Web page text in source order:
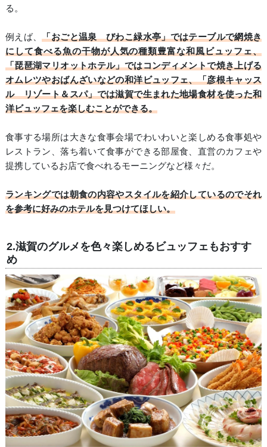
る。
例えば、「おごと温泉 びわこ緑水亭」ではテーブルで網焼き
にして食べる魚の干物が人気の種類豊富な和風ビュッフェ、
「琵琶湖マリオットホテル」ではコンディメントで焼き上げる
オムレツやおばんざいなどの和洋ビュッフェ、「彦根キャッス
ル リゾート＆スパ」では滋賀で生まれた地場食材を使った和
洋ビュッフェを楽しむことができる。
食事する場所は大きな食事会場でわいわいと楽しめる食事処や
レストラン、落ち着いて食事ができる部屋食、直営のカフェや
提携しているお店で食べれるモーニングなど様々だ。
ランキングでは朝食の内容やスタイルを紹介しているのでそれ
を参考に好みのホテルを見つけてほしい。
2.滋賀のグルメを色々楽しめるビュッフェもおすす
め